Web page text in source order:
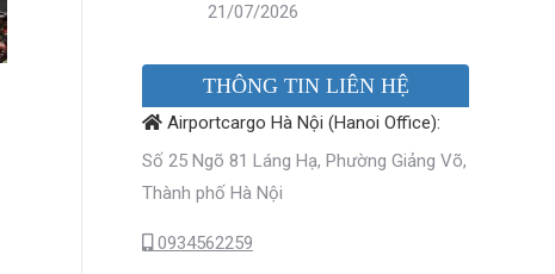
21/07/2026
THÔNG TIN LIÊN HỆ
Airportcargo Hà Nội (Hanoi Office):
Số 25 Ngõ 81 Láng Hạ, Phường Giảng Võ,
Thành phố Hà Nội
0934562259